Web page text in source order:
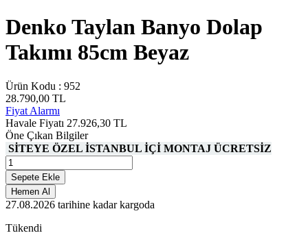
Denko Taylan Banyo Dolap
Takımı 85cm Beyaz
Ürün Kodu : 952
28.790,00 TL
Fiyat Alarmı
Havale Fiyatı 27.926,30 TL
Öne Çıkan Bilgiler
SİTEYE ÖZEL İSTANBUL İÇİ MONTAJ ÜCRETSİZ
Sepete Ekle
Hemen Al
27.08.2026 tarihine kadar kargoda
Tükendi